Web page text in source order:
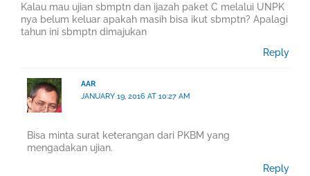
Kalau mau ujian sbmptn dan ijazah paket C melalui UNPK
nya belum keluar apakah masih bisa ikut sbmptn? Apalagi
tahun ini sbmptn dimajukan
Reply
AAR
JANUARY 19, 2016 AT 10:27 AM
Bisa minta surat keterangan dari PKBM yang
mengadakan ujian.
Reply